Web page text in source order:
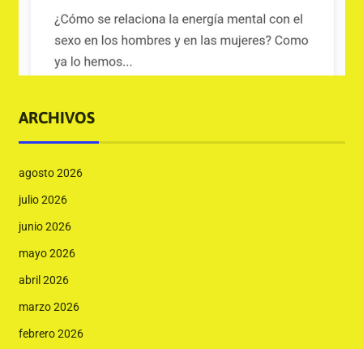
ARCHIVOS
agosto 2026
julio 2026
junio 2026
mayo 2026
abril 2026
marzo 2026
febrero 2026